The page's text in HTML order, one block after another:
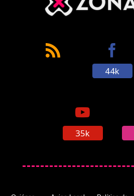
44k
35k